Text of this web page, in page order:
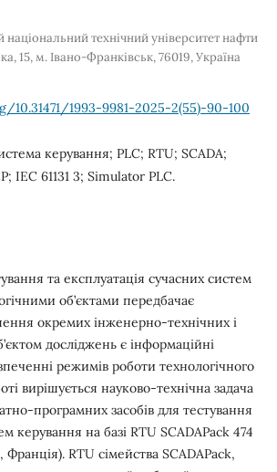
національний технічний університет нафти
15, м. Івано-Франківськ, 76019, Україна
10.31471/1993-9981-2025-2(55)-90-100
керування; PLC; RTU; SCADA;
IEC 61131 3; Simulator PLC.
та експлуатація сучасних систем
об’єктами передбачає
окремих інженерно-технічних і
досліджень є інформаційні
режимів роботи технологічного
вирішується науково-технічна задача
програмних засобів для тестування
керування на базі RTU SCADAPack 474
RTU сімейства SCADAPack,